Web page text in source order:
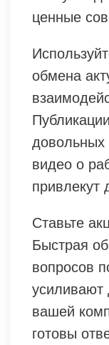
ценные
обмена
довольных
видео о
привлекут
Ставьте
Быстрая
вопросов
усиливают
вашей
готовы